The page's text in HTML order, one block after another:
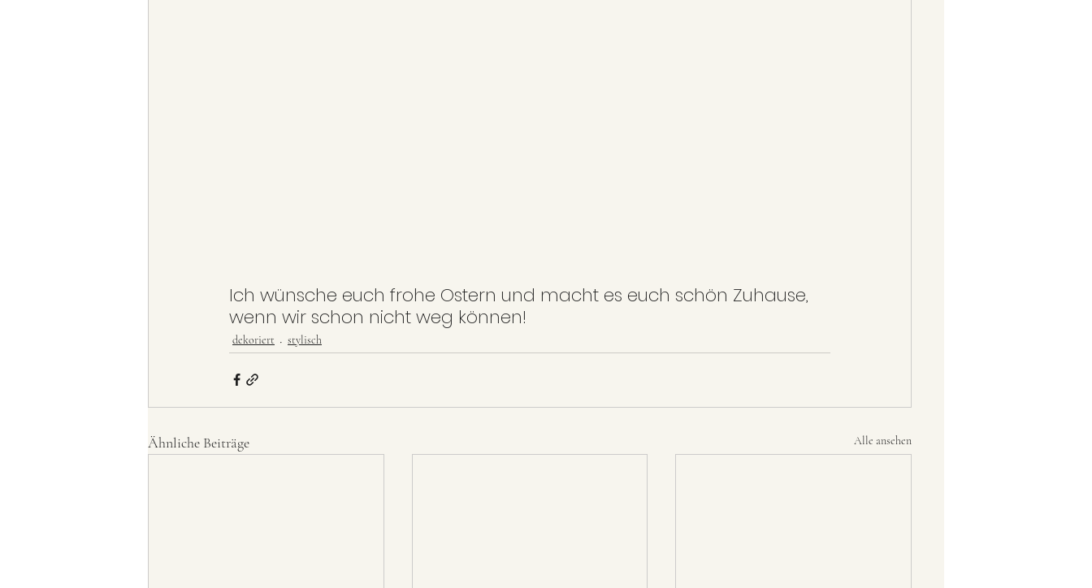
Ich wünsche euch frohe Ostern und macht es euch schön Zuhause,
wenn wir schon nicht weg können!
dekoriert stylisch
Ähnliche Beiträge Alle ansehen